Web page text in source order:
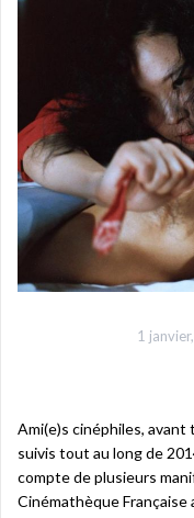
1
Ami(e)s cinéphiles,
suivis tout au long de
compte de plusieurs
Cinémathèque Française